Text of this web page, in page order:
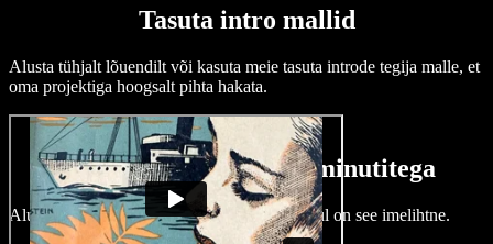
Tasuta intro mallid
Alusta tühjalt lõuendilt või kasuta meie tasuta introde tegija malle, et
oma projektiga hoogsalt pihta hakata.
Loo oma videole intro minutitega
Alustad sa nullist või mallist — mõlemal juhul on see imelihtne.